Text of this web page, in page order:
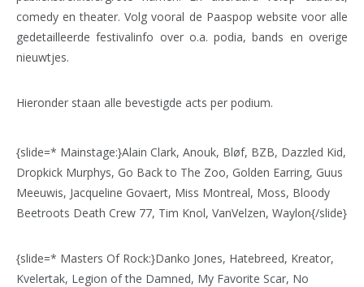
comedy en theater. Volg vooral de Paaspop website voor alle
gedetailleerde festivalinfo over o.a. podia, bands en overige
nieuwtjes.
Hieronder staan alle bevestigde acts per podium.
{slide=* Mainstage:}Alain Clark, Anouk, Bløf, BZB, Dazzled Kid,
Dropkick Murphys, Go Back to The Zoo, Golden Earring, Guus
Meeuwis, Jacqueline Govaert, Miss Montreal, Moss, Bloody
Beetroots Death Crew 77, Tim Knol, VanVelzen, Waylon{/slide}
{slide=* Masters Of Rock:}Danko Jones, Hatebreed, Kreator,
Kvelertak, Legion of the Damned, My Favorite Scar, No